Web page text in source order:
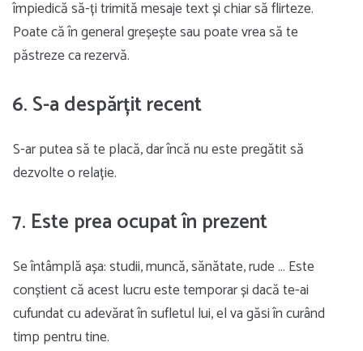
împiedică să-ți trimită mesaje text și chiar să flirteze.
Poate că în general greșește sau poate vrea să te
păstreze ca rezervă.
6. S-a despărțit recent
S-ar putea să te placă, dar încă nu este pregătit să
dezvolte o relație.
7. Este prea ocupat în prezent
Se întâmplă așa: studii, muncă, sănătate, rude … Este
conștient că acest lucru este temporar și dacă te-ai
cufundat cu adevărat în sufletul lui, el va găsi în curând
timp pentru tine.